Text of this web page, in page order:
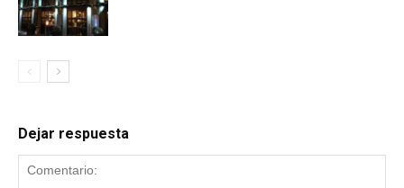
Dejar respuesta